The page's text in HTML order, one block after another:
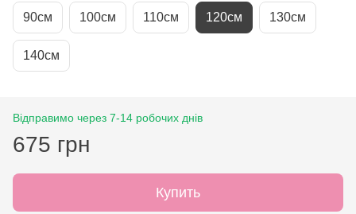
90см 100см 110см 120см 130см
140см
Відправимо через 7-14 робочих днів
675 грн
Купить